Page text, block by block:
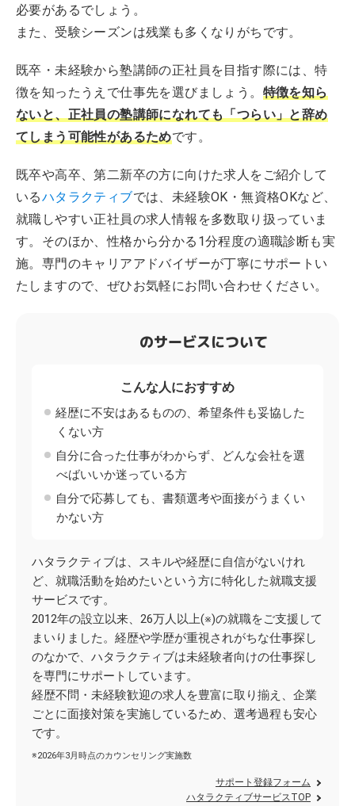
必要があるでしょう。
また、受験シーズンは残業も多くなりがちです。
既卒・未経験から塾講師の正社員を目指す際には、特
徴を知ったうえで仕事先を選びましょう。 特徴を知ら
ないと、正社員の塾講師になれても「つらい」と辞め
てしまう可能性があるためです。
既卒や高卒、第二新卒の方に向けた求人をご紹介して
いるハタラクティブでは、未経験OK・無資格OKなど、
就職しやすい正社員の求人情報を多数取り扱っていま
す。そのほか、性格から分かる1分程度の適職診断も実
施。専門のキャリアアドバイザーが丁寧にサポートい
たしますので、ぜひお気軽にお問い合わせください。
のサービスについて
こんな人におすすめ
経歴に不安はあるものの、希望条件も妥協した
くない方
自分に合った仕事がわからず、どんな会社を選
べばいいか迷っている方
自分で応募しても、書類選考や面接がうまくい
かない方
ハタラクティブは、スキルや経歴に自信がないけれ
ど、就職活動を始めたいという方に特化した就職支援
サービスです。
2012年の設立以来、26万人以上(※)の就職をご支援して
まいりました。経歴や学歴が重視されがちな仕事探し
のなかで、ハタラクティブは未経験者向けの仕事探し
を専門にサポートしています。
経歴不問・未経験歓迎の求人を豊富に取り揃え、企業
ごとに面接対策を実施しているため、選考過程も安心
です。
※2026年3月時点のカウンセリング実施数
サポート登録フォーム
ハタラクティブサービスTOP